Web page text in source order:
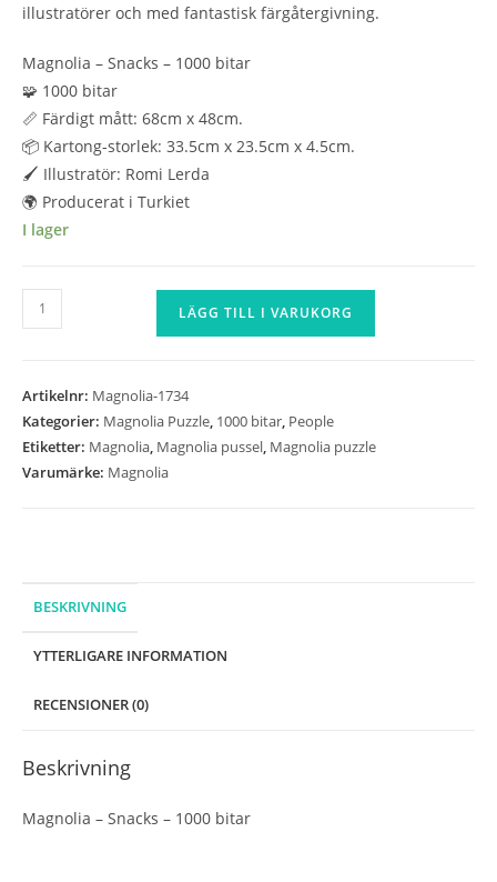
illustratörer och med fantastisk färgåtergivning.
Magnolia – Snacks – 1000 bitar
🧩 1000 bitar
📏 Färdigt mått: 68cm x 48cm.
📦 Kartong-storlek: 33.5cm x 23.5cm x 4.5cm.
🖌️ Illustratör: Romi Lerda
🌍 Producerat i Turkiet
I lager
Magnolia
-
1000
bitar
mängd
LÄGG TILL I VARUKORG
Artikelnr: Magnolia-1734
Kategorier: Magnolia Puzzle, 1000 bitar, People
Etiketter: Magnolia, Magnolia pussel, Magnolia puzzle
Varumärke: Magnolia
BESKRIVNING
YTTERLIGARE INFORMATION
RECENSIONER (0)
Beskrivning
Magnolia – Snacks – 1000 bitar